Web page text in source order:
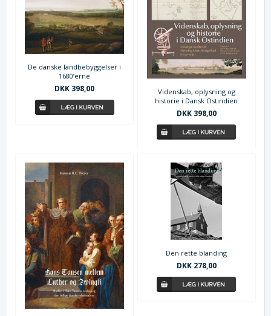
De danske landbebyggelser i
1680’erne
DKK 398,00
Videnskab, oplysning og
historie i Dansk Ostindien
DKK 398,00
Den rette blanding
DKK 278,00